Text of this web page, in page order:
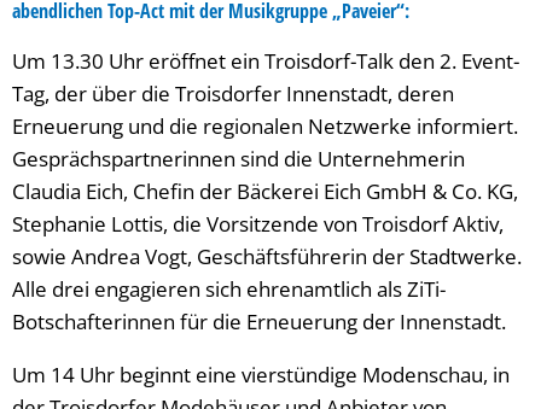
abendlichen Top-Act mit der Musikgruppe „Paveier“:
Um 13.30 Uhr eröffnet ein Troisdorf-Talk den 2. Event-
Tag, der über die Troisdorfer Innenstadt, deren
Erneuerung und die regionalen Netzwerke informiert.
Gesprächspartnerinnen sind die Unternehmerin
Claudia Eich, Chefin der Bäckerei Eich GmbH & Co. KG,
Stephanie Lottis, die Vorsitzende von Troisdorf Aktiv,
sowie Andrea Vogt, Geschäftsführerin der Stadtwerke.
Alle drei engagieren sich ehrenamtlich als ZiTi-
Botschafterinnen für die Erneuerung der Innenstadt.
Um 14 Uhr beginnt eine vierstündige Modenschau, in